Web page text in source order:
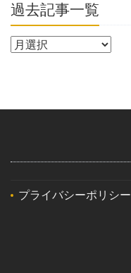
過去記事一覧
プライバシーポリシー